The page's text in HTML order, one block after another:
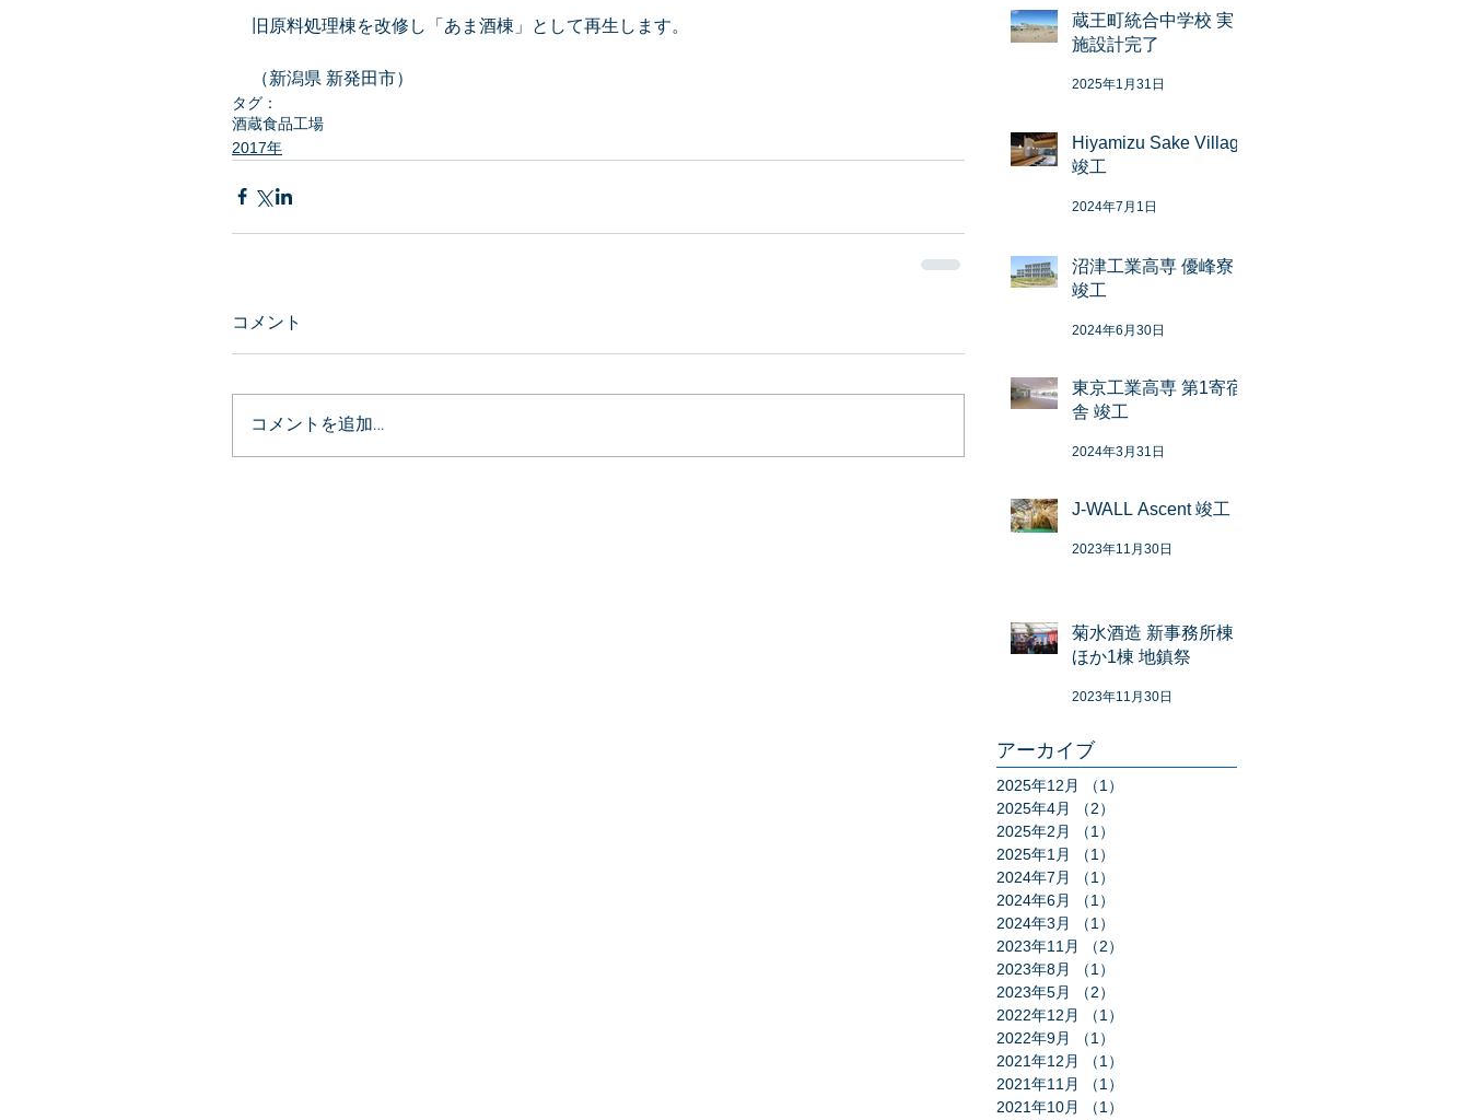
旧原料処理棟を改修し「あま酒棟」として再生します。
（新潟県 新発田市）
タグ：
酒蔵食品工場
2017年
コメント
コメントを追加…
蔵王町統合中学校 実
施設計完了
2025年1月31日
Hiyamizu Sake Village
竣工
2024年7月1日
沼津工業高専 優峰寮
竣工
2024年6月30日
東京工業高専 第1寄宿
舎 竣工
2024年3月31日
J-WALL Ascent 竣工
2023年11月30日
菊水酒造 新事務所棟
ほか1棟 地鎮祭
2023年11月30日
アーカイブ
2025年12月 （1）
2025年4月
（2）
2025年2月
（1）
2025年1月
（1）
2024年7月
（1）
2024年6月
（1）
2024年3月
（1）
2023年11月
（2）
2023年8月
（1）
2023年5月
（2）
2022年12月
（1）
2022年9月
（1）
2021年12月
（1）
2021年11月
（1）
2021年10月
（1）